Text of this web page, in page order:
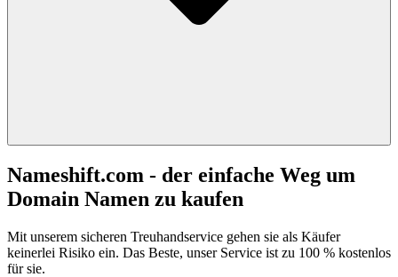
Nameshift.com - der einfache Weg um
Domain Namen zu kaufen
Mit unserem sicheren Treuhandservice gehen sie als Käufer
keinerlei Risiko ein. Das Beste, unser Service ist zu 100 % kostenlos
für sie.